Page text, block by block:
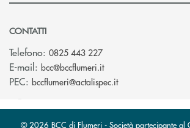
CONTATTI
Telefono: 0825 443 227
E-mail: bcc@bccflumeri.it(si apre l’app di
PEC: bccflumeri@actalispec.it(si apre l’app di
© 2026 BCC di Flumeri - Società partecipante al